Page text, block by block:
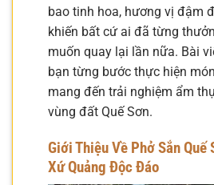
bao tinh hoa, hương vị đậm
khiến bất cứ ai đã từng
muốn quay lại lần nữa. Bài
bạn từng bước thực hiện
mang đến trải nghiệm ẩm
vùng đất Quế Sơn.
Giới Thiệu Về Phở Sắn Quế
Xứ Quảng Độc Đáo